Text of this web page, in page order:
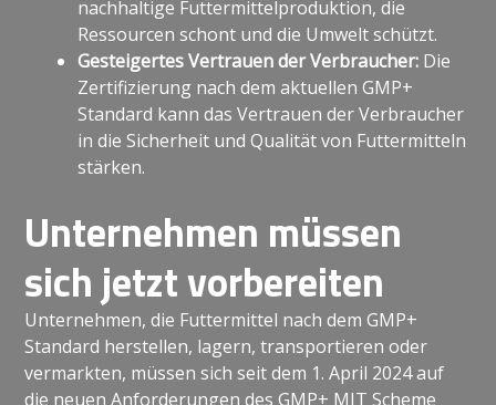
nachhaltige Futtermittelproduktion, die
Ressourcen schont und die Umwelt schützt.
Gesteigertes Vertrauen der Verbraucher: Die
Zertifizierung nach dem aktuellen GMP+
Standard kann das Vertrauen der Verbraucher
in die Sicherheit und Qualität von Futtermitteln
stärken.
Unternehmen müssen
sich jetzt vorbereiten
Unternehmen, die Futtermittel nach dem GMP+
Standard herstellen, lagern, transportieren oder
vermarkten, müssen sich seit dem 1. April 2024 auf
die neuen Anforderungen des GMP+ MIT Scheme